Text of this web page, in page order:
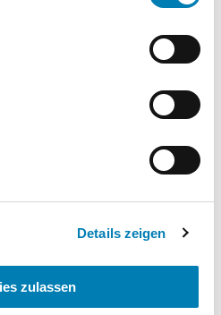
Über die Schaltfläche „Nur
können Sie die nicht
Bedürfnisse individuell
Einwilligung jederzeit mit
unseren
Details zeigen
zulassen
versorgen
bitten um Verständnis für